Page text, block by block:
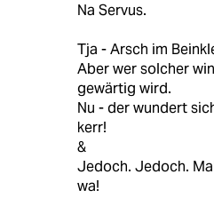
Na Servus.
Tja - Arsch im
Aber wer solcher
gewärtig wird.
Nu - der wundert
kerr!
&
Jedoch. Jedoch.
wa!